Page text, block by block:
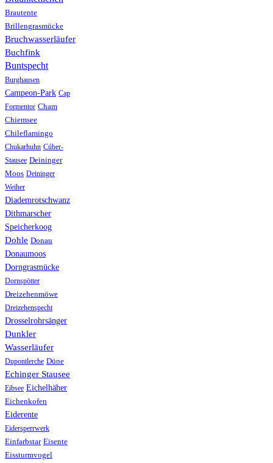
Brautente
Brillengrasmücke
Bruchwasserläufer
Buchfink
Buntspecht
Burghausen
Campeon-Park Cap
Formentor Cham
Chiemsee
Chileflamingo
Chukarhuhn Cúber-
Stausee Deininger
Moos Deininger
Weiher
Diademrotschwanz
Dithmarscher
Speicherkoog
Dohle Donau
Donaumoos
Dorngrasmücke
Dornspötter
Dreizehenmöwe
Dreizehenspecht
Drosselrohrsänger
Dunkler
Wasserläufer
Dupontlerche Düne
Echinger Stausee
Eibsee Eichelhäher
Eichenkofen
Eiderente
Eidersperrwerk
Einfarbstar Eisente
Eissturmvogel